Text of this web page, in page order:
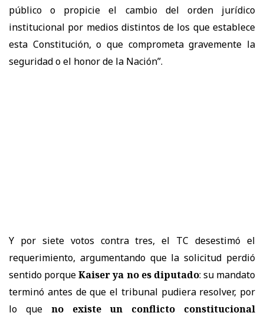
público o propicie el cambio del orden jurídico
institucional por medios distintos de los que establece
esta Constitución, o que comprometa gravemente la
seguridad o el honor de la Nación”.
Y por siete votos contra tres, el TC desestimó el
requerimiento, argumentando que la solicitud perdió
sentido porqueKaiser ya no es diputado: su mandato
terminó antes de que el tribunal pudiera resolver, por
lo que no existe un conflicto constitucional